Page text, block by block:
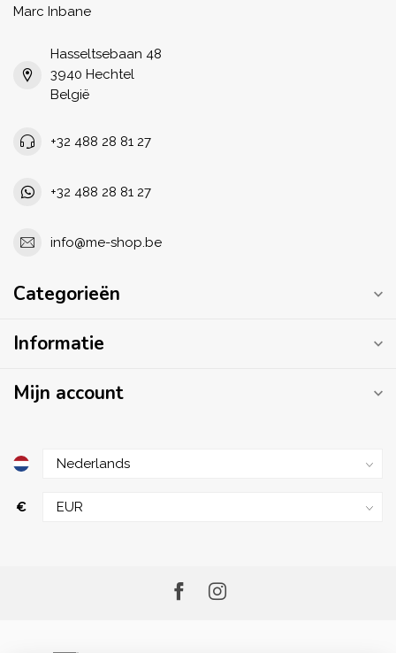
Marc Inbane
Hasseltsebaan 48
3940 Hechtel
België
+32 488 28 81 27
+32 488 28 81 27
info@me-shop.be
Categorieën
Informatie
Mijn account
€